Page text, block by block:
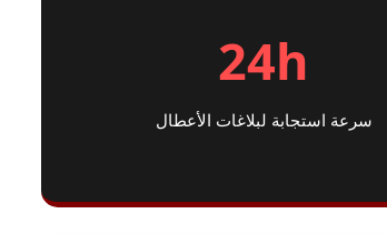
24h
سرعة استجابة لبلاغات الأعطال